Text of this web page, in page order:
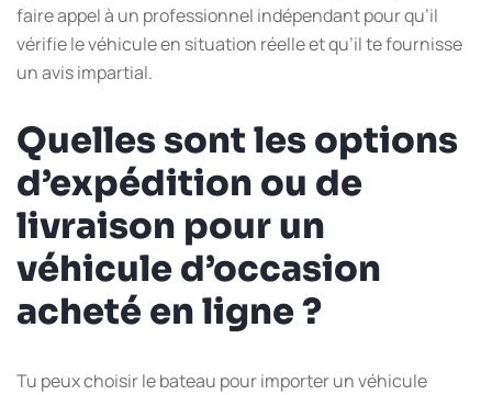
faire appel à un professionnel indépendant pour qu’il
vérifie le véhicule en situation réelle et qu’il te fournisse
un avis impartial.
Quelles sont les options
d’expédition ou de
livraison pour un
véhicule d’occasion
acheté en ligne ?
Tu peux choisir le bateau pour importer un véhicule